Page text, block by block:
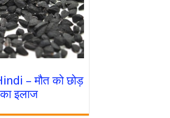
– मौत को छोड़
का इलाज